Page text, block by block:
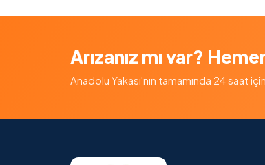
Arızanız mı var?
Anadolu Yakası'nın tamamında 24 saat